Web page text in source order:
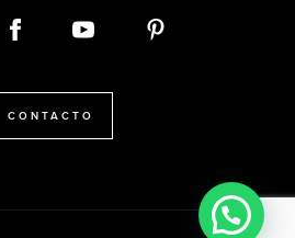
CONTACTO